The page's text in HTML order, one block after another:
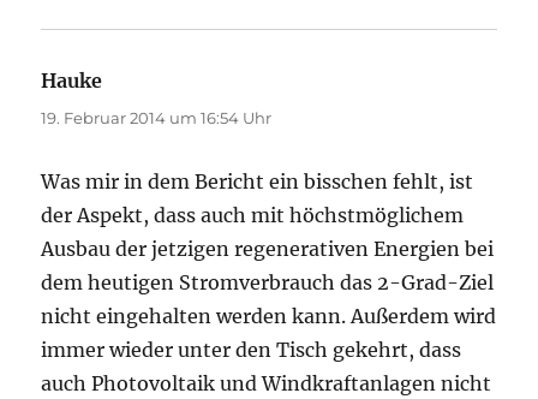
Hauke
19. Februar 2014 um 16:54 Uhr
Was mir in dem Bericht ein bisschen fehlt, ist
der Aspekt, dass auch mit höchstmöglichem
Ausbau der jetzigen regenerativen Energien bei
dem heutigen Stromverbrauch das 2-Grad-Ziel
nicht eingehalten werden kann. Außerdem wird
immer wieder unter den Tisch gekehrt, dass
auch Photovoltaik und Windkraftanlagen nicht